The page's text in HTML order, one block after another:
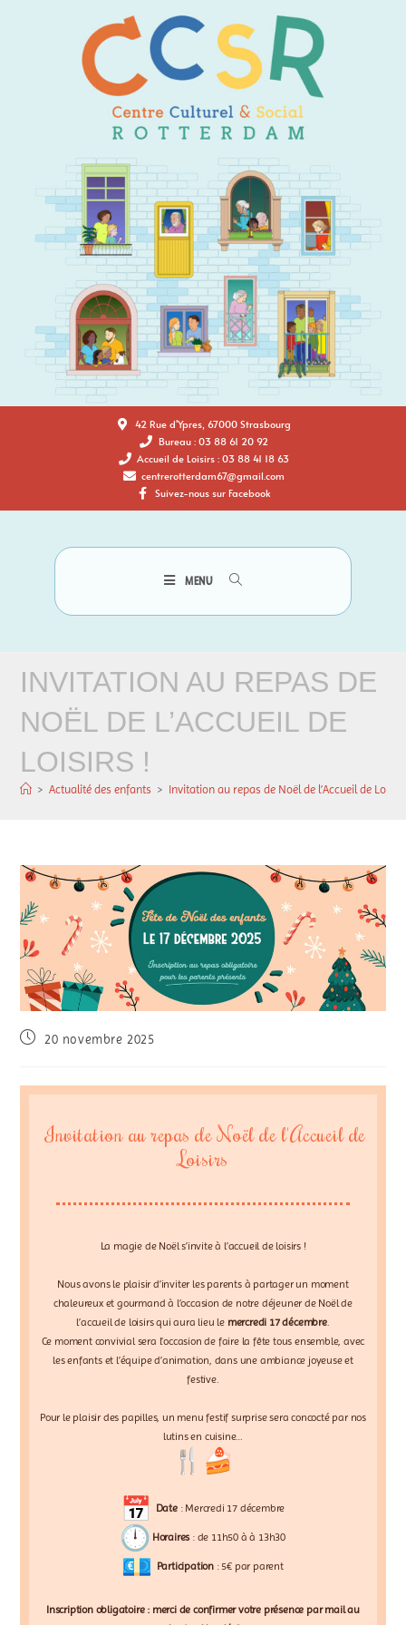
42 Rue d'Ypres, 67000 Strasbourg
Bureau : 03 88 61 20 92
Accueil de Loisirs : 03 88 41 18 63
centrerotterdam67@gmail.com
Suivez-nous sur Facebook
MENU
INVITATION AU REPAS DE
NOËL DE L’ACCUEIL DE
LOISIRS !
> Actualité des enfants > Invitation au repas de Noël de l’Accueil de
20 novembre 2025
Invitation au repas de Noël de l'Accueil de
Loisirs
La magie de Noël s’invite à l’accueil de loisirs !
Nous avons le plaisir d’inviter les parents à partager un moment
chaleureux et gourmand à l’occasion de notre déjeuner de Noël de
l’accueil de loisirs qui aura lieu le mercredi 17 décembre.
Ce moment convivial sera l’occasion de faire la fête tous ensemble, avec
les enfants et l’équipe d’animation, dans une ambiance joyeuse et
festive.
Pour le plaisir des papilles, un menu festif surprise sera concocté par nos
lutins en cuisine…
Date: Mercredi 17 décembre
Horaires: de 11h50 à à 13h30
Participation : 5€ par parent
Inscription obligatoire : merci de confirmer votre présence par mail au